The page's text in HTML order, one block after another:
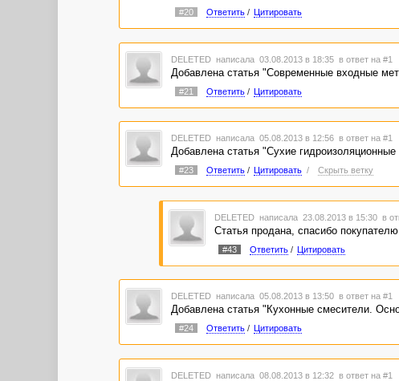
#20 Ответить/ Цитировать
DELETED написала 03.08.2013 в 18:35 в ответ на #1
Добавлена статья "Современные входные
#21 Ответить/ Цитировать
DELETED написала 05.08.2013 в 12:56 в ответ на #1
Добавлена статья "Сухие
#23 Ответить/ Цитировать / Скрыть ветку
DELETED написала 23.08.2013 в 15:30 в
Статья продана, спасибо покупателю.
#43 Ответить/ Цитировать
DELETED написала 05.08.2013 в 13:50 в ответ на #1
Добавлена статья "Кухонные смесители.
#24 Ответить/ Цитировать
DELETED написала 08.08.2013 в 12:32 в ответ на #1